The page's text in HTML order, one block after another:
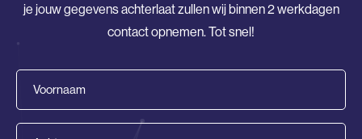
je jouw gegevens achterlaat zullen wij binnen 2 werkdagen
contact opnemen. Tot snel!